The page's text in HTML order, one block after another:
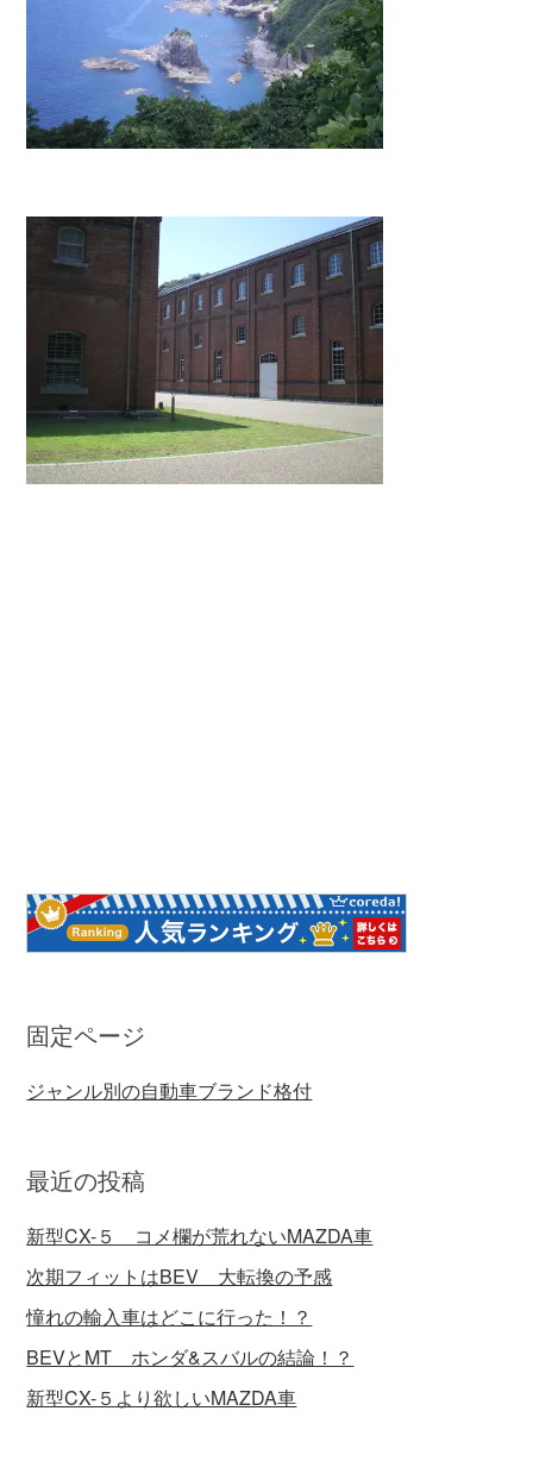
固定ページ
ジャンル別の自動車ブランド格付
最近の投稿
新型CX-５ コメ欄が荒れないMAZDA車
次期フィットはBEV 大転換の予感
憧れの輸入車はどこに行った！？
BEVとMT ホンダ&スバルの結論！？
新型CX-５より欲しいMAZDA車